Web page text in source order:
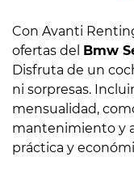
Con Avanti
ofertas del Bmw
Disfruta de un
ni sorpresas.
mensualidad,
mantenimiento y
práctica y